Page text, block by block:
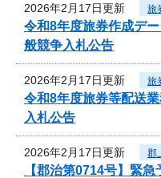
2026年2月17日更新 旅
令和8年度旅券作成デ
般競争入札公告
2026年2月17日更新 旅
令和8年度旅券等配送
入札公告
2026年2月17日更新 郡
【郡治第0714号】緊